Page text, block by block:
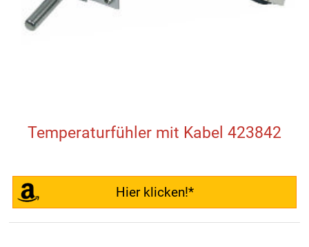
Temperaturfühler mit Kabel 423842
Hier klicken!*